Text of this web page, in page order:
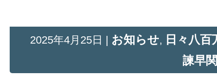
2025年4月25日 | お知らせ, 日々八
諫早